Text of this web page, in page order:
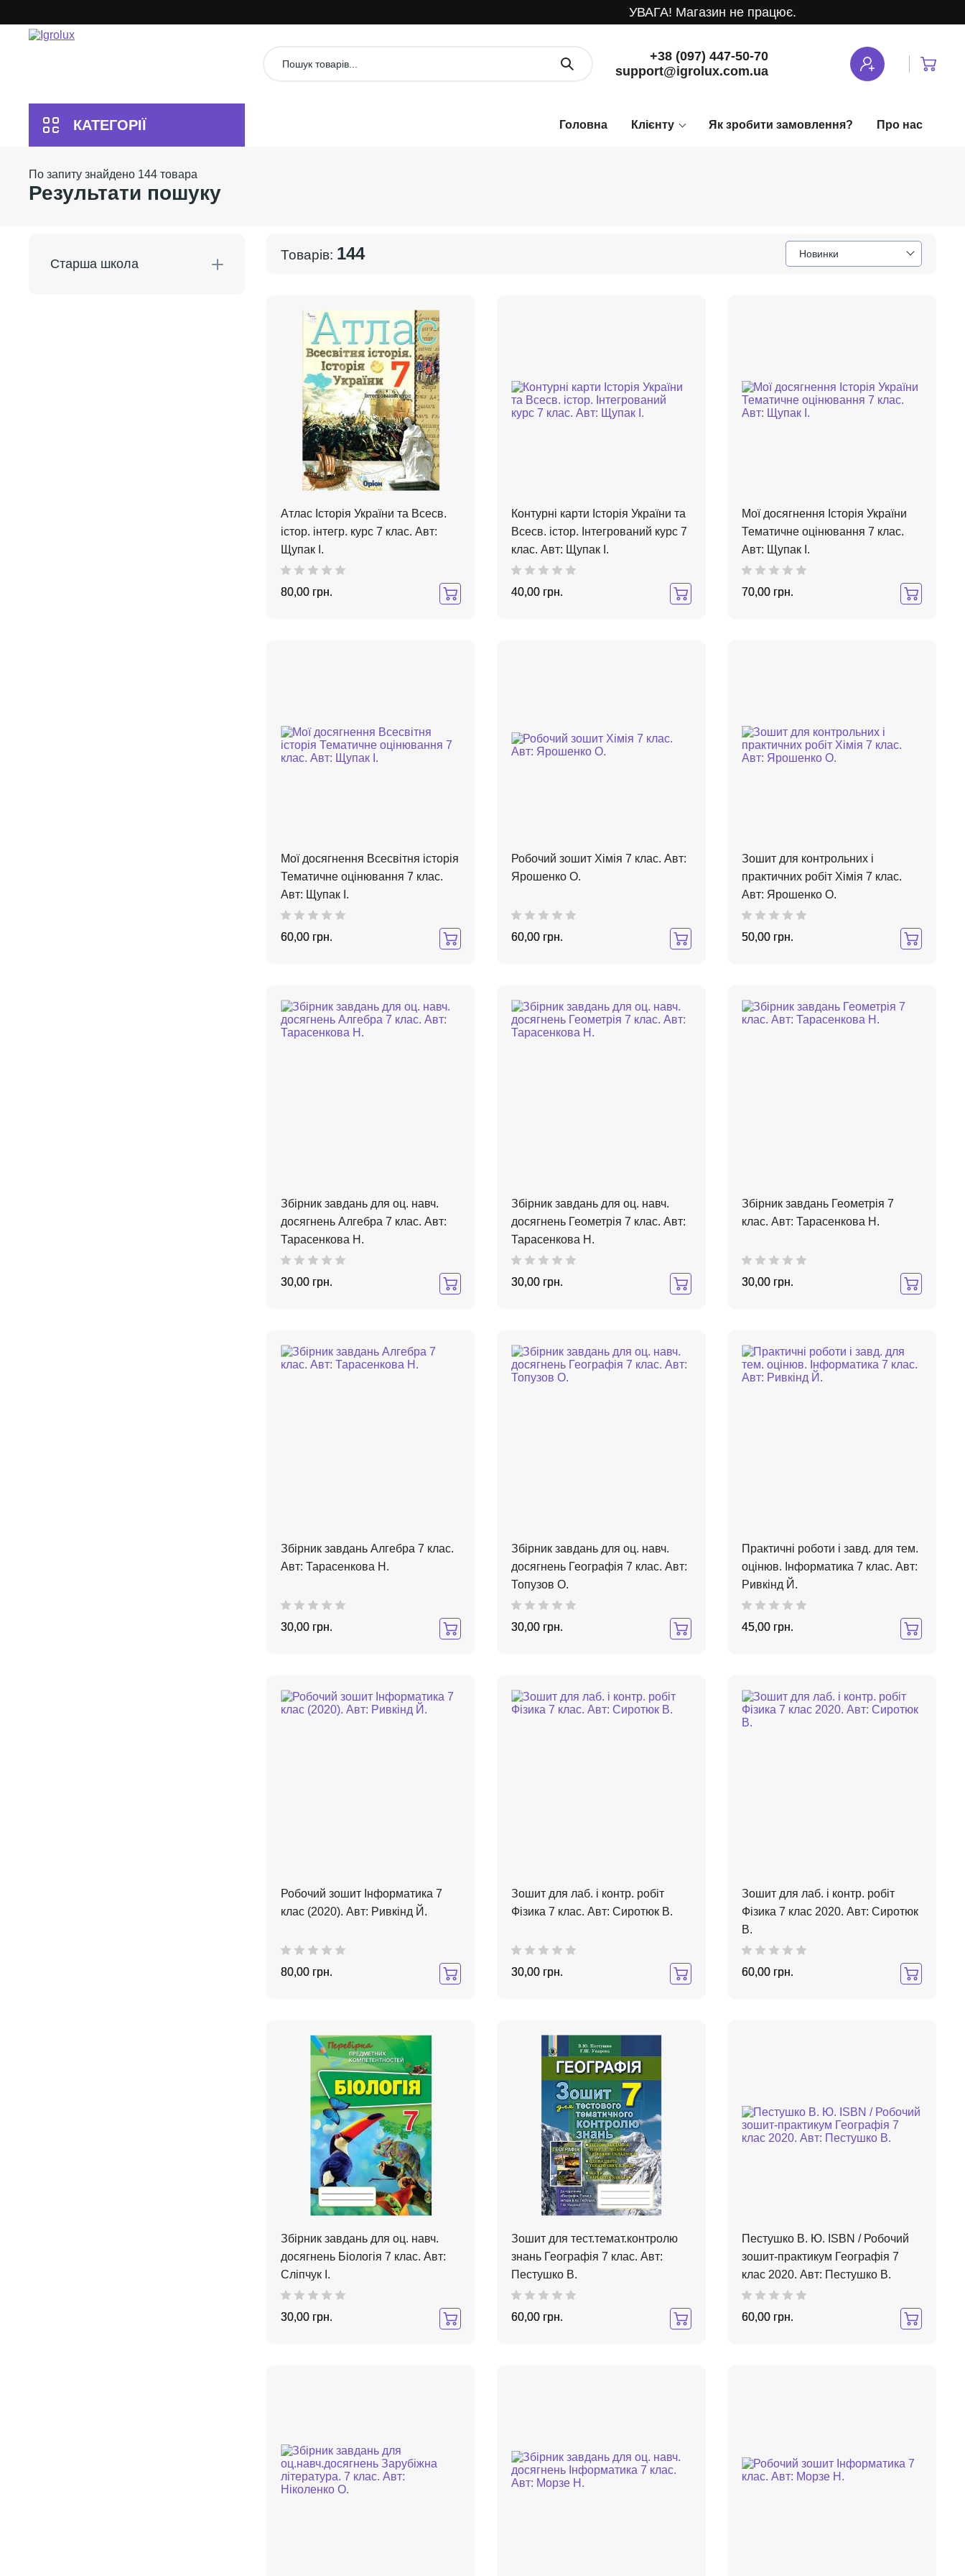
УВАГА! Магазин не працює.
+38 (097) 447-50-70
support@igrolux.com.ua
Клієнту Як зробити замовлення? Про нас
144 a
Результати пошуку
144
Атлас Історія України та Всесв.
істор. інтегр. курс 7 клас. Авт:
Щупак І.
80,00 грн.
Контурні карти Історія України та
Всесв. істор. Інтегрований курс 7
клас. Авт: Щупак І.
40,00 грн.
Мої досягнення Історія України
Тематичне оцінювання 7 клас.
Авт: Щупак І.
70,00 грн.
Мої досягнення Всесвітня історія
Тематичне оцінювання 7 клас.
Авт: Щупак І.
60,00 грн.
Робочий зошит Хімія 7 клас. Авт:
Ярошенко О.
60,00 грн.
Зошит для контрольних і
практичних робіт Хімія 7 клас.
Авт: Ярошенко О.
50,00 грн.
Збірник завдань для оц. навч.
досягнень Алгебра 7 клас. Авт:
Тарасенкова Н.
30,00 грн.
Збірник завдань для оц. навч.
досягнень Геометрія 7 клас. Авт:
Тарасенкова Н.
30,00 грн.
Збірник завдань Геометрія 7
клас. Авт: Тарасенкова Н.
30,00 грн.
Збірник завдань Алгебра 7 клас.
Авт: Тарасенкова Н.
30,00 грн.
Збірник завдань для оц. навч.
досягнень Географія 7 клас. Авт:
Топузов О.
30,00 грн.
Практичні роботи і завд. для тем.
оцінюв. Інформатика 7 клас. Авт:
Ривкінд Й.
45,00 грн.
Робочий зошит Інформатика 7
клас (2020). Авт: Ривкінд Й.
80,00 грн.
Зошит для лаб. і контр. робіт
Фізика 7 клас. Авт: Сиротюк В.
30,00 грн.
Зошит для лаб. і контр. робіт
Фізика 7 клас 2020. Авт: Сиротюк
В.
60,00 грн.
Збірник завдань для оц. навч.
досягнень Біологія 7 клас. Авт:
Сліпчук І.
30,00 грн.
Зошит для тест.темат.контролю
знань Географія 7 клас. Авт:
Пестушко В.
60,00 грн.
Пестушко В. Ю. ISBN / Робочий
зошит-практикум Географія 7
клас 2020. Авт: Пестушко В.
60,00 грн.
Старша школа